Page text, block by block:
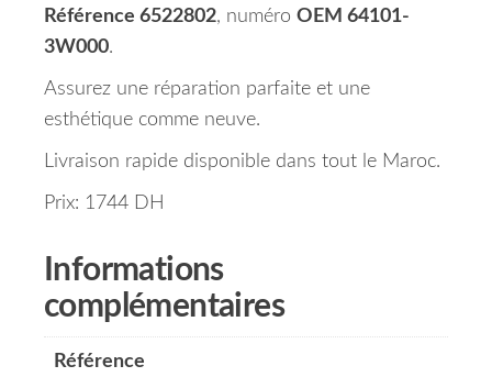
Référence 6522802, numéro OEM 64101-
3W000.
Assurez une réparation parfaite et une
esthétique comme neuve.
Livraison rapide disponible dans tout le Maroc.
Prix: 1744 DH
Informations
complémentaires
Référence